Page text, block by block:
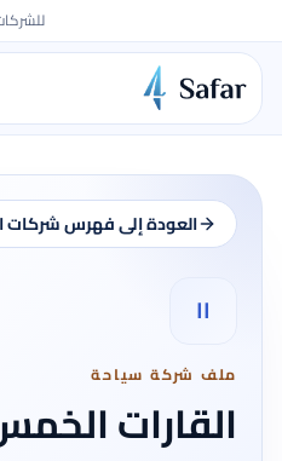
العودة إلى فهرس شركات
اا
ملف شركة سياحة
القارات